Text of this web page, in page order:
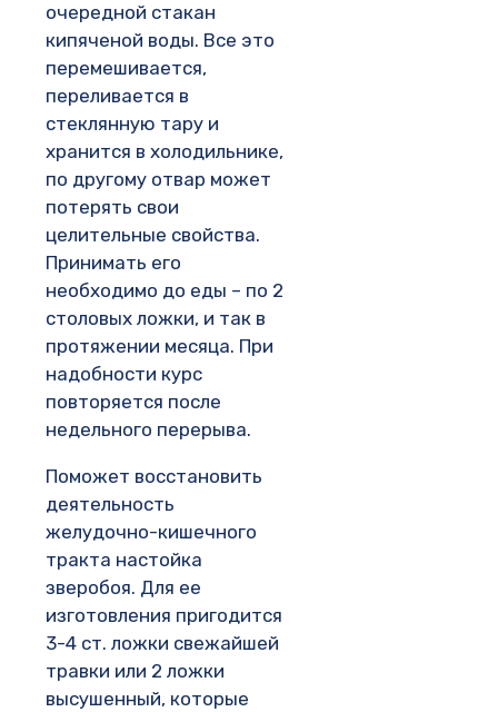
очередной стакан
кипяченой воды. Все это
перемешивается,
переливается в
стеклянную тару и
хранится в холодильнике,
по другому отвар может
потерять свои
целительные свойства.
Принимать его
необходимо до еды – по 2
столовых ложки, и так в
протяжении месяца. При
надобности курс
повторяется после
недельного перерыва.
Поможет восстановить
деятельность
желудочно-кишечного
тракта настойка
зверобоя. Для ее
изготовления пригодится
3-4 ст. ложки свежайшей
травки или 2 ложки
высушенный, которые